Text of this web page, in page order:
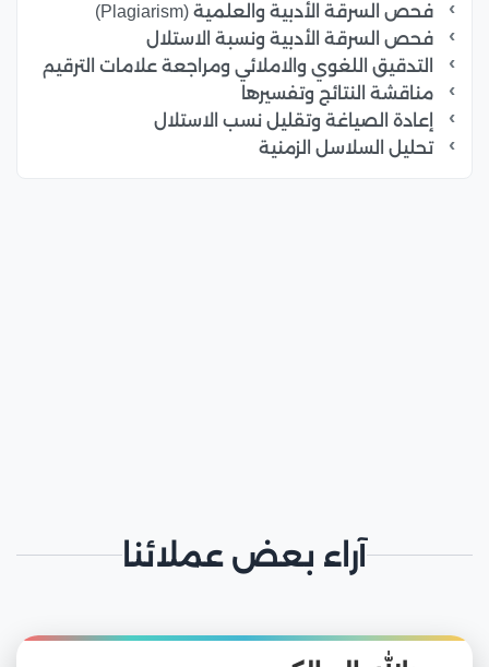
فحص السرقة الأدبية والعلمية (Plagiarism)
فحص السرقة الأدبية ونسبة الاستلال
التدقيق اللغوي والاملائي ومراجعة علامات الترقيم
مناقشة النتائج وتفسيرها
إعادة الصياغة وتقليل نسب الاستلال
تحليل السلاسل الزمنية
آراء بعض عملائنا